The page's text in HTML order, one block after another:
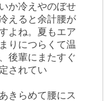
か冷えやのぼせ
えると余計腰が
よね。夏もエア
りにつらくて温
後輩にまたすぐ
されてい
きらめて腰にス